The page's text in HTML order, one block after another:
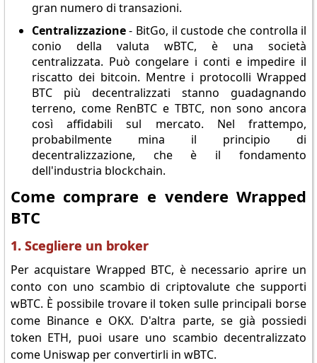
gran numero di transazioni.
Centralizzazione- BitGo, il custode che controlla il
conio della valuta wBTC, è una società
centralizzata. Può congelare i conti e impedire il
riscatto dei bitcoin. Mentre i protocolli Wrapped
BTC più decentralizzati stanno guadagnando
terreno, come RenBTC e TBTC, non sono ancora
così affidabili sul mercato. Nel frattempo,
probabilmente mina il principio di
decentralizzazione, che è il fondamento
dell'industria blockchain.
Come comprare e vendere Wrapped
BTC
1. Scegliere un broker
Per acquistare Wrapped BTC, è necessario aprire un
conto con uno scambio di criptovalute che supporti
wBTC. È possibile trovare il token sulle principali borse
come Binance e OKX. D'altra parte, se già possiedi
token ETH, puoi usare uno scambio decentralizzato
come Uniswap per convertirli in wBTC.